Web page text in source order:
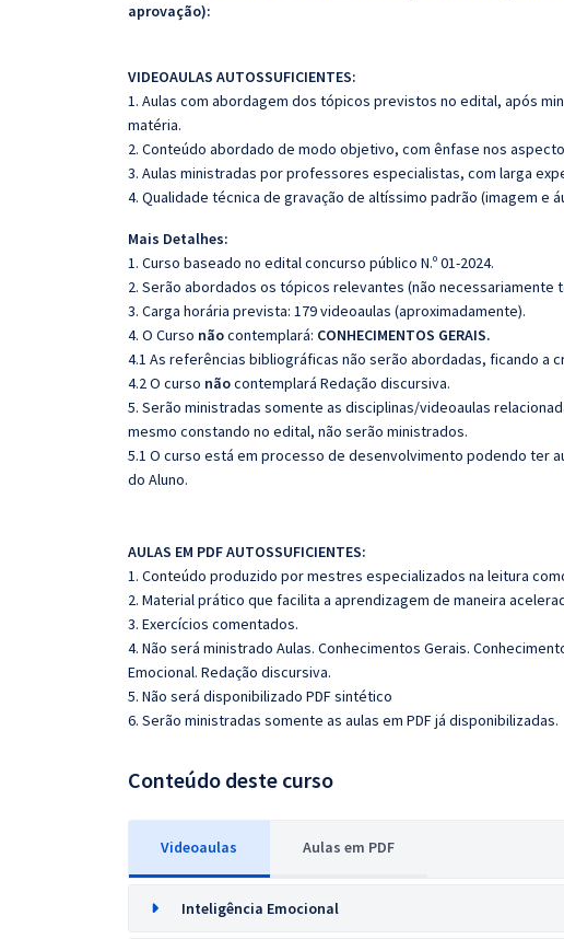
aprovação):
VIDEOAULAS AUTOSSUFICIENTES:
1. Aulas com abordagem dos tópicos previstos no edital, após
matéria.
2. Conteúdo abordado de modo objetivo, com ênfase nos
3. Aulas ministradas por professores especialistas, com larga
4. Qualidade técnica de gravação de altíssimo padrão (imagem e
Mais Detalhes:
1. Curso baseado no edital concurso público N.º 01-2024.
2. Serão abordados os tópicos relevantes (não
3. Carga horária prevista: 179 videoaulas (aproximadamente).
4. O Curso nãocontemplará: CONHECIMENTOS GERAIS.
4.1 As referências bibliográficas não serão abordadas, ficando a
4.2 O curso nãocontemplará Redação discursiva.
5. Serão ministradas somente as disciplinas/videoaulas
mesmo constando no edital, não serão ministrados.
5.1 O curso está em processo de desenvolvimento podendo ter
do Aluno.
AULAS EM PDF AUTOSSUFICIENTES:
1. Conteúdo produzido por mestres especializados na leitura
2. Material prático que facilita a aprendizagem de maneira
3. Exercícios comentados.
4. Não será ministrado Aulas. Conhecimentos Gerais.
Emocional. Redação discursiva.
5. Não será disponibilizado PDF sintético
6. Serão ministradas somente as aulas em PDF já disponibilizadas.
Conteúdo deste curso
Videoaulas Aulas em PDF
Inteligência Emocional